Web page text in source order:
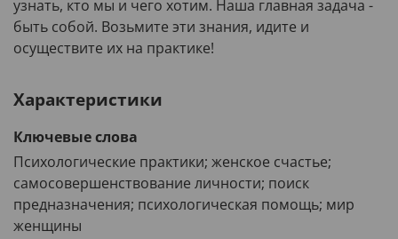
узнать, кто мы и чего хотим. Наша главная задача -
быть собой. Возьмите эти знания, идите и
осуществите их на практике!
Характеристики
Ключевые слова
Психологические практики; женское счастье;
самосовершенствование личности; поиск
предназначения; психологическая помощь; мир
женщины